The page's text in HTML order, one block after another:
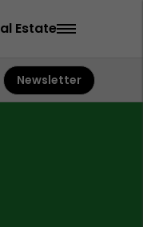
Estate
Newsletter